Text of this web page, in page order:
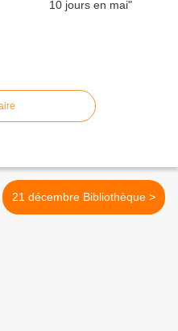
21 décembre Bibliothèque >